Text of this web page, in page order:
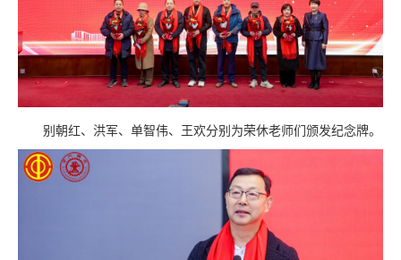
别朝红、洪军、单智伟、王欢分别为荣休老师们颁发纪念牌。